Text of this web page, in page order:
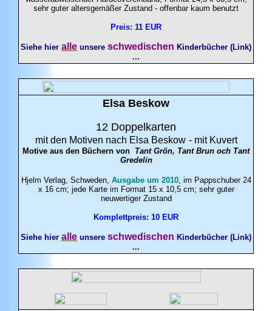
sehr guter altersgemäßer Zustand - offenbar kaum benutzt
Preis: 11 EUR
Siehe hier alle unsere schwedischen Kinderbücher (Link)
...
Elsa Beskow
12 Doppelkarten
mit den Motiven nach Elsa Beskow - mit Kuvert
Motive aus den Büchern von Tant Grön, Tant Brun och Tant
Gredelin
Hjelm Verlag, Schweden, Ausgabe um 2010, im Pappschuber 24
x 16 cm; jede Karte im Format 15 x 10,5 cm; sehr guter
neuwertiger Zustand
Komplettpreis: 10 EUR
Siehe hier alle unsere schwedischen Kinderbücher (Link)
...